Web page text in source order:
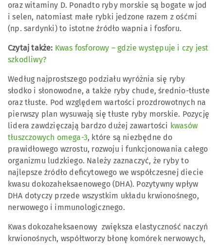
oraz witaminy D. Ponadto ryby morskie są bogate w jod
i selen, natomiast małe rybki jedzone razem z ośćmi
(np. sardynki) to istotne źródło wapnia i fosforu.
Czytaj także: Kwas fosforowy – gdzie występuje i czy jest
szkodliwy?
Według najprostszego podziału wyróżnia się ryby
słodko i słonowodne, a także ryby chude, średnio-tłuste
oraz tłuste. Pod względem wartości prozdrowotnych na
pierwszy plan wysuwają się tłuste ryby morskie. Pozycję
lidera zawdzięczają bardzo dużej zawartości kwasów
tłuszczowych omega-3, które są niezbędne do
prawidłowego wzrostu, rozwoju i funkcjonowania całego
organizmu ludzkiego. Należy zaznaczyć, że ryby to
najlepsze źródło deficytowego we współczesnej diecie
kwasu dokozaheksaenowego (DHA). Pozytywny wpływ
DHA dotyczy przede wszystkim układu krwionośnego,
nerwowego i immunologicznego.
Kwas dokozaheksaenowy zwiększa elastyczność naczyń
krwionośnych, współtworzy błonę komórek nerwowych,